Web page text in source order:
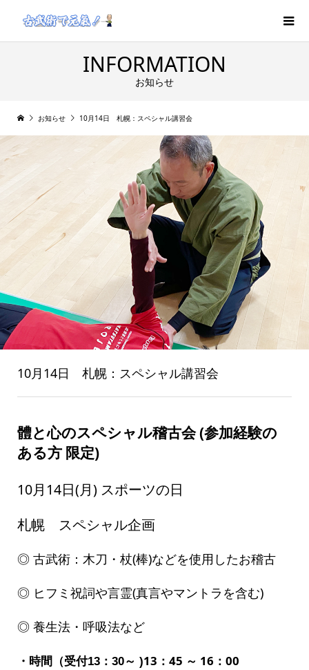
INFORMATION
お知らせ
お知らせ 10月14日 札幌：スペシャル講習会
10月14日 札幌：スペシャル講習会
體と心のスペシャル稽古会 (参加経験の
ある方 限定)
10月14日(月) スポーツの日
札幌 スペシャル企画
◎ 古武術：木刀・杖(棒)などを使用したお稽古
◎ ヒフミ祝詞や言霊(真言やマントラを含む)
◎ 養生法・呼吸法など
・時間（受付13：30～ )13：45 ～ 16：00